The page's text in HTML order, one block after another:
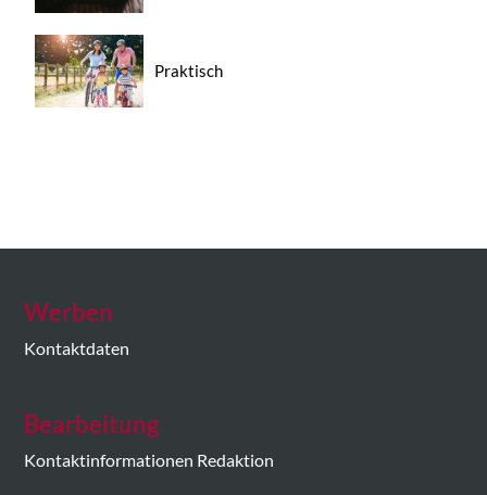
Praktisch
Werben
Kontaktdaten
Bearbeitung
Kontaktinformationen Redaktion